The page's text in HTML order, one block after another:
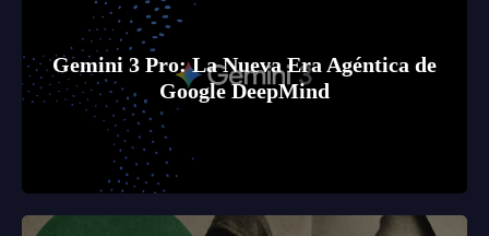
Gemini 3 Pro: La Nueva Era Agéntica de
Google DeepMind